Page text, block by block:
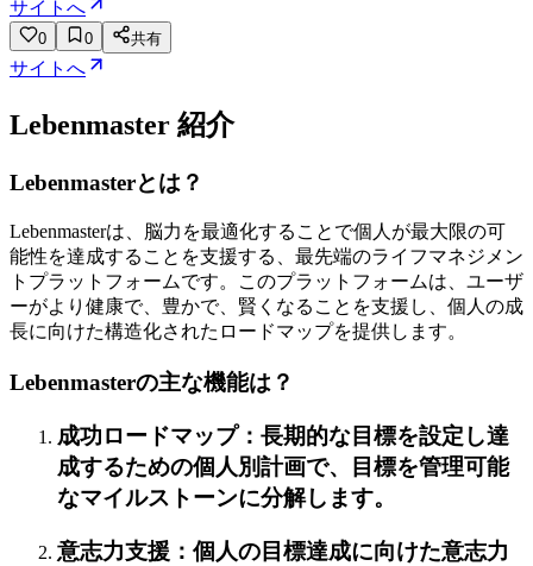
サイトへ
0 0 共有
サイトへ
Lebenmaster 紹介
Lebenmasterとは？
Lebenmasterは、脳力を最適化することで個人が最大限の可
能性を達成することを支援する、最先端のライフマネジメン
トプラットフォームです。このプラットフォームは、ユーザ
ーがより健康で、豊かで、賢くなることを支援し、個人の成
長に向けた構造化されたロードマップを提供します。
Lebenmasterの主な機能は？
成功ロードマップ：長期的な目標を設定し達
成するための個人別計画で、目標を管理可能
なマイルストーンに分解します。
意志力支援：個人の目標達成に向けた意志力